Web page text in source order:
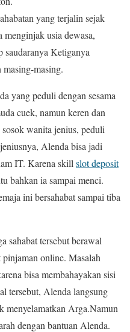
yang terjalin sejak
usia dewasa,
saudaranya Ketiganya
masing.
yang peduli dengan sesama
cuek, namun keren dan
wanita jenius, peduli
Alenda bisa jadi
IT. Karena skill slot deposit
bahkan ia sampai menci.
ini bersahabat sampai tiba
sahabat tersebut berawal
online. Masalah
bisa membahayakan sisi
tersebut, Alenda langsung
menyelamatkan Arga.Namun
dengan bantuan Alenda.